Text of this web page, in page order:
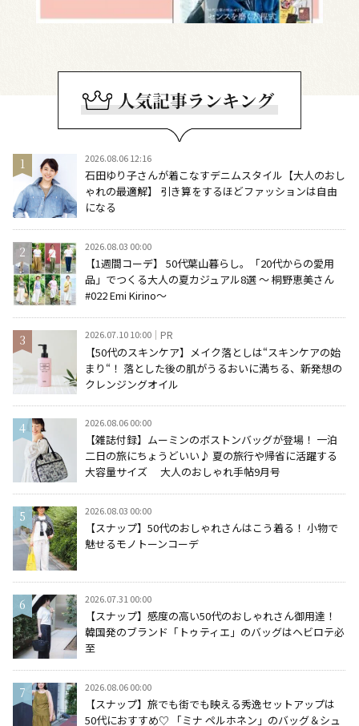
2026.08.06 12:16
石田ゆり子さんが着こなすデニムスタイル【大人のおし
ゃれの最適解】 引き算をするほどファッションは自由
になる
2026.08.03 00:00
【1週間コーデ】 50代葉山暮らし。「20代からの愛用
品」でつくる大人の夏カジュアル8選 ～ 桐野恵美さん
#022 Emi Kirino～
2026.07.10 10:00 PR
【50代のスキンケア】メイク落としは“スキンケアの始
まり“！ 落とした後の肌がうるおいに満ちる、新発想の
クレンジングオイル
2026.08.06 00:00
【雑誌付録】ムーミンのボストンバッグが登場！ 一泊
二日の旅にちょうどいい♪ 夏の旅行や帰省に活躍する
大容量サイズ 大人のおしゃれ手帖9月号
2026.08.03 00:00
【スナップ】50代のおしゃれさんはこう着る！ 小物で
魅せるモノトーンコーデ
2026.07.31 00:00
【スナップ】感度の高い50代のおしゃれさん御用達！
韓国発のブランド「トゥティエ」のバッグはヘビロテ必
至
2026.08.06 00:00
【スナップ】旅でも街でも映える秀逸セットアップは
50代におすすめ♡ 「ミナ ペルホネン」のバッグ＆シュ